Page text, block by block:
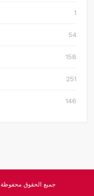
1
54
158
251
146
© [ 2025 ] [ COPONAT كوبونات ]. جميع الحقوق محفوظة